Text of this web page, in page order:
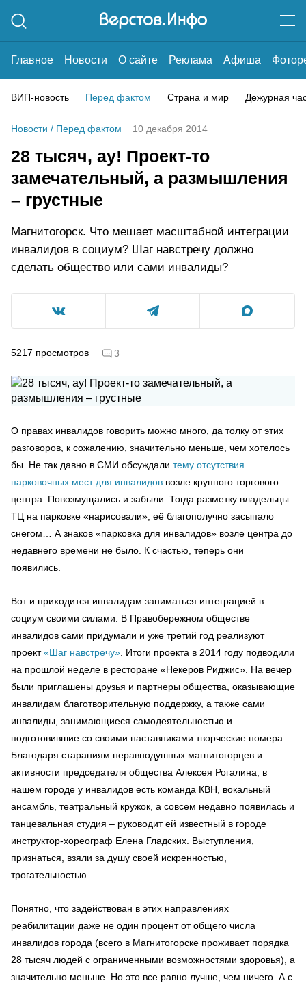
Главное Новости О сайте Реклама Афиша
ВИП-новость Перед фактом Страна и мир Дежурная
Новости / Перед фактом 10 декабря 2014
28 тысяч, ау! Проект-то
замечательный, а размышления
– грустные
Магнитогорск. Что мешает масштабной интеграции
инвалидов в социум? Шаг навстречу должно
сделать общество или сами инвалиды?
5217 просмотров 3
О правах инвалидов говорить можно много, да толку от этих
разговоров, к сожалению, значительно меньше, чем хотелось
бы. Не так давно в СМИ обсуждали тему отсутствия
парковочных мест для инвалидов возле крупного торгового
центра. Повозмущались и забыли. Тогда разметку владельцы
ТЦ на парковке «нарисовали», её благополучно засыпало
снегом… А знаков «парковка для инвалидов» возле центра до
недавнего времени не было. К счастью, теперь они
появились.
Вот и приходится инвалидам заниматься интеграцией в
социум своими силами. В Правобережном обществе
инвалидов сами придумали и уже третий год реализуют
проект«Шаг навстречу» . Итоги проекта в 2014 году подводили
на прошлой неделе в ресторане «Некеров Риджис». На вечер
были приглашены друзья и партнеры общества, оказывающие
инвалидам благотворительную поддержку, а также сами
инвалиды, занимающиеся самодеятельностью и
подготовившие со своими наставниками творческие номера.
Благодаря стараниям неравнодушных магнитогорцев и
активности председателя общества Алексея Рогалина, в
нашем городе у инвалидов есть команда КВН, вокальный
ансамбль, театральный кружок, а совсем недавно появилась и
танцевальная студия – руководит ей известный в городе
инструктор-хореограф Елена Гладских. Выступления,
признаться, взяли за душу своей искренностью,
трогательностью.
Понятно, что задействован в этих направлениях
реабилитации даже не один процент от общего числа
инвалидов города (всего в Магнитогорске проживает порядка
28 тысяч людей с ограниченными возможностями здоровья), а
значительно меньше. Но это все равно лучше, чем ничего. А с